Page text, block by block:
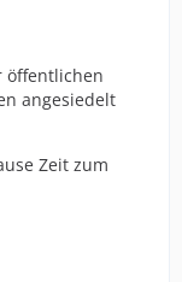
öffentlichen
angesiedelt
Zeit zum